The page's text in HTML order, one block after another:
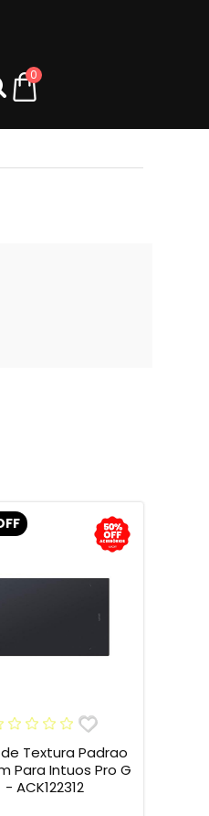
0
Textura Padrao
Para Intuos Pro G
- ACK122312